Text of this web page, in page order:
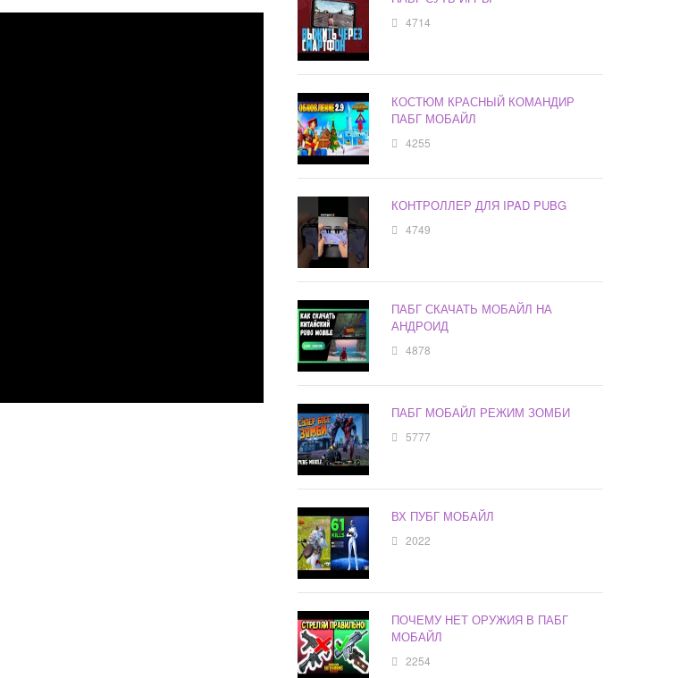
4714
КОСТЮМ КРАСНЫЙ КОМАНДИР
ПАБГ МОБАЙЛ
4255
КОНТРОЛЛЕР ДЛЯ IPAD PUBG
4749
ПАБГ СКАЧАТЬ МОБАЙЛ НА
АНДРОИД
4878
ПАБГ МОБАЙЛ РЕЖИМ ЗОМБИ
5777
ВХ ПУБГ МОБАЙЛ
2022
ПОЧЕМУ НЕТ ОРУЖИЯ В ПАБГ
МОБАЙЛ
2254